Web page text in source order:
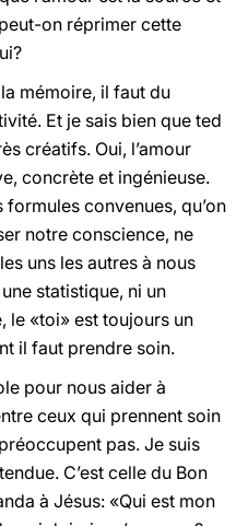
on réprimer cette
mémoire, il faut du
Et je sais bien que ted
créatifs. Oui, l’amour
concrète et ingénieuse.
convenues, qu’on
notre conscience, ne
uns les autres à nous
statistique, ni un
le «toi» est toujours un
il faut prendre soin.
pour nous aider à
ceux qui prennent soin
pas. Je suis
C’est celle du Bon
à Jésus: «Qui est mon